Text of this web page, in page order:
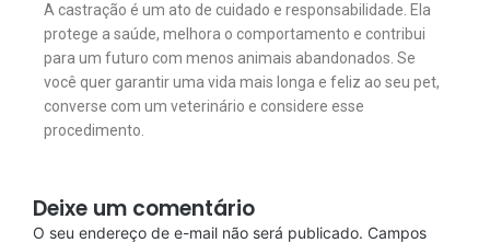
A castração é um ato de cuidado e responsabilidade. Ela
protege a saúde, melhora o comportamento e contribui
para um futuro com menos animais abandonados. Se
você quer garantir uma vida mais longa e feliz ao seu pet,
converse com um veterinário e considere esse
procedimento.
Deixe um comentário
O seu endereço de e-mail não será publicado. Campos